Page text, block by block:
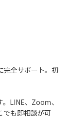
完全サポート。初
LINE、Zooｍ、
でも即相談が可